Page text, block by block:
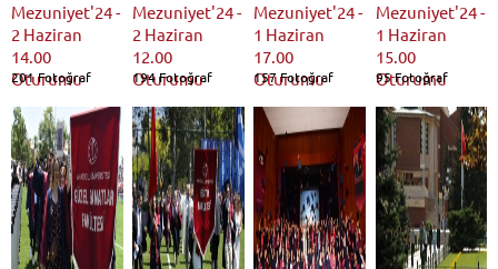
Mezuniyet'24 -
2 Haziran
14.00
Oturumu
201 Fotoğraf
Mezuniyet'24 -
2 Haziran
12.00
Oturumu
194 Fotoğraf
Mezuniyet'24 -
1 Haziran
17.00
Oturumu
157 Fotoğraf
Mezuniyet'24 -
1 Haziran
15.00
Oturumu
95 Fotoğraf